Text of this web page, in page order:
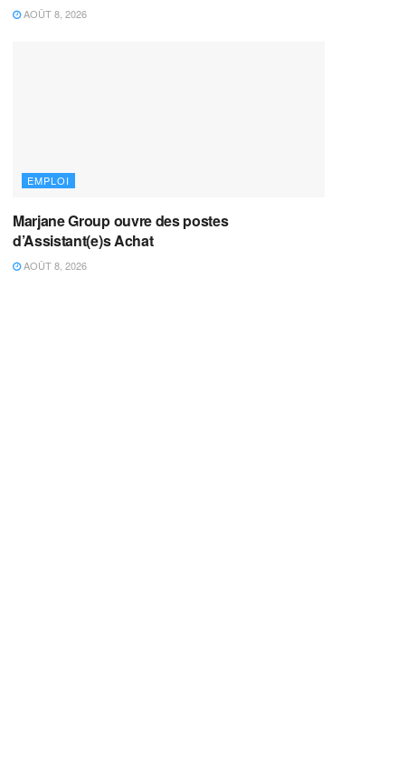
AOÛT 8, 2026
EMPLOI
Marjane Group ouvre des postes
d’Assistant(e)s Achat
AOÛT 8, 2026